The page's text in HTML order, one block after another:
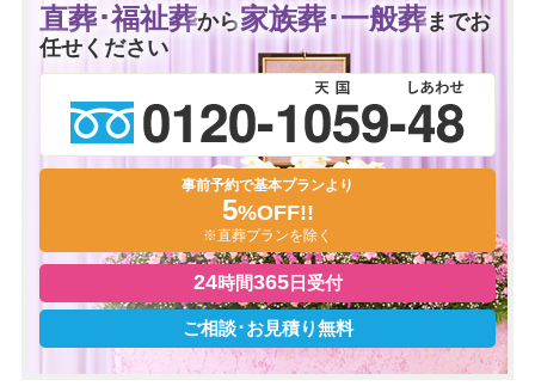
直葬･福祉葬から家族葬･一般葬までお
任せください
事前予約で基本プランより
5%OFF!!
※直葬プランを除く
24時間365日受付
ご相談･お見積り無料